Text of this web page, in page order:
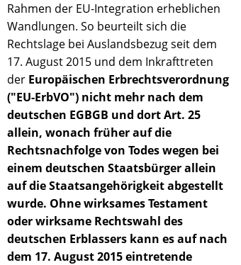
Rahmen der EU-Integration erheblichen
Wandlungen. So beurteilt sich die
Rechtslage bei Auslandsbezug seit dem
17. August 2015 und dem Inkrafttreten
der Europäischen Erbrechtsverordnung
("EU-ErbVO") nicht mehr nach dem
deutschen EGBGB und dort Art. 25
allein, wonach früher auf die
Rechtsnachfolge von Todes wegen bei
einem deutschen Staatsbürger allein
auf die Staatsangehörigkeit abgestellt
wurde. Ohnewirksames Testament
oderwirksame Rechtswahl des
deutschen Erblassers kann es auf nach
dem 17. August 2015 eintretende